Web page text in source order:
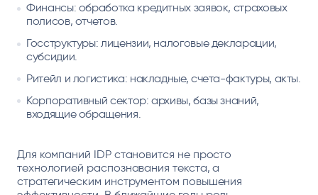
Финансы: обработка кредитных заявок, страховых
полисов, отчетов.
Госструктуры: лицензии, налоговые декларации,
субсидии.
Ритейл и логистика: накладные, счета-фактуры, акты.
Корпоративный сектор: архивы, базы знаний,
входящие обращения.
Для компаний IDP становится не просто
технологией распознавания текста, а
стратегическим инструментом повышения